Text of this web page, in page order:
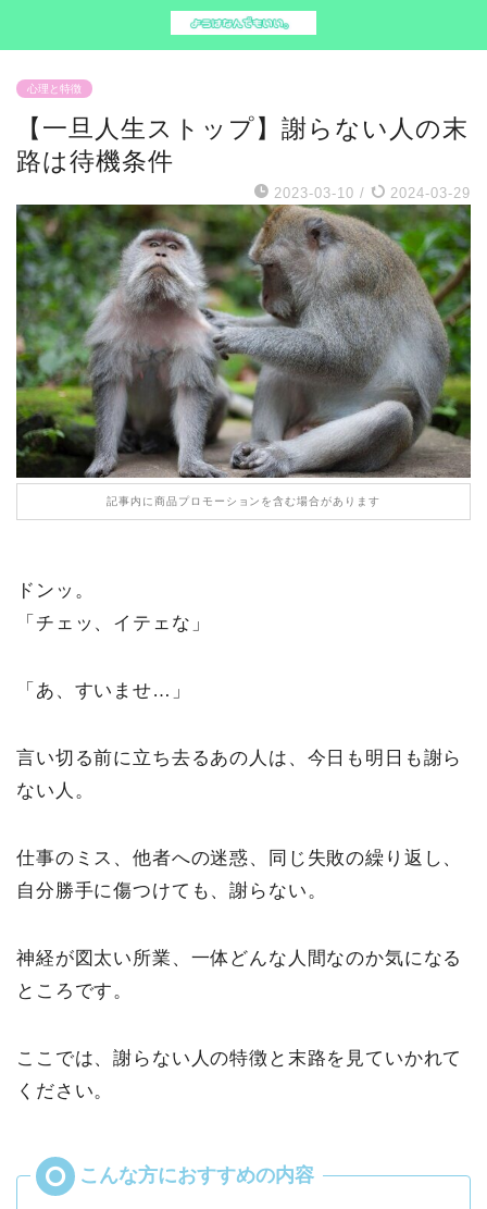
心理と特徴
【一旦人生ストップ】謝らない人の末
路は待機条件
2023-03-10 / 2024-03-29
記事内に商品プロモーションを含む場合があります
ドンッ。
「チェッ、イテェな」
「あ、すいませ…」
言い切る前に立ち去るあの人は、今日も明日も謝ら
ない人。
仕事のミス、他者への迷惑、同じ失敗の繰り返し、
自分勝手に傷つけても、謝らない。
神経が図太い所業、一体どんな人間なのか気になる
ところです。
ここでは、謝らない人の特徴と末路を見ていかれて
ください。